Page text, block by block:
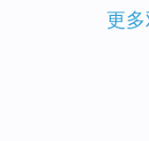
更